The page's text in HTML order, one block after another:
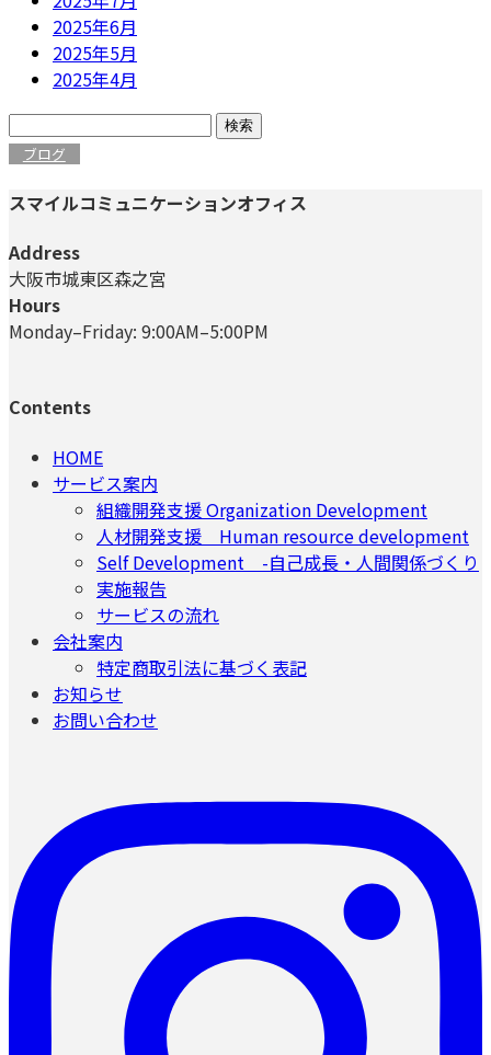
2025年6月
2025年5月
2025年4月
検
索:ブログ
スマイルコミュニケーションオフィス
Address
大阪市城東区森之宮
Hours
Monday–Friday: 9:00AM–5:00PM
Contents
HOME
サービス案内
組織開発支援 Organization Development
人材開発支援 Human resource development
Self Development -自己成長・人間関係づくり
実施報告
サービスの流れ
会社案内
特定商取引法に基づく表記
お知らせ
お問い合わせ